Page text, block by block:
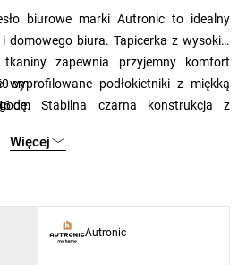
biurowe marki Autronic to idealny
domowego biura. Tapicerka z wysokiej
zapewnia przyjemny komfort
wyprofilowane podłokietniki z miękką
Stabilna czarna konstrukcja z
zaprojektowane do twardych
wysokości siedziska można łatwo
potrzeb. Doskonałe połączenie
cm
cm
98-108 cm
siedziska
Więcej
Autronic